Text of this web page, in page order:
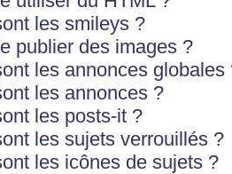
les smileys ?
publier des images ?
les annonces globales
les annonces ?
les posts-it ?
les sujets verrouillés ?
les icônes de sujets ?